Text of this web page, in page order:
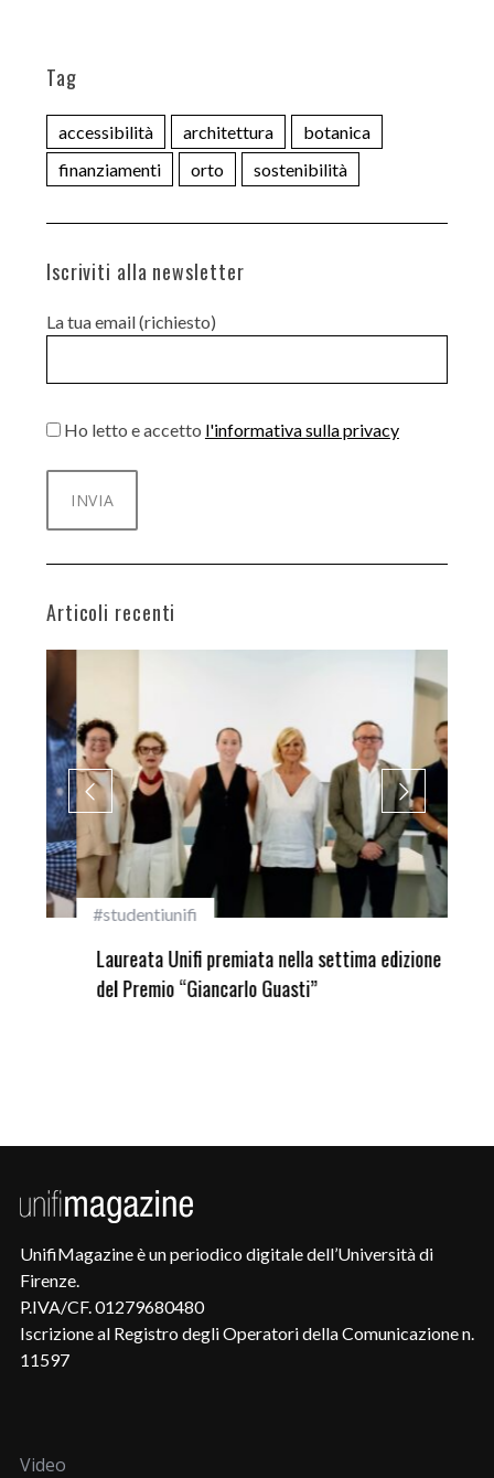
Tag
accessibilità architettura
botanica
finanziamenti
orto sostenibilità
Iscriviti alla newsletter
La tua email (richiesto)
Ho letto e accetto l'informativa sulla privacy
Articoli recenti
#studentiunifi
Laureata Unifi premiata nella settima edizione
del Premio “Giancarlo Guasti”
UnifiMagazine è un periodico digitale dell’Università di
Firenze.
P.IVA/CF. 01279680480
Iscrizione al Registro degli Operatori della Comunicazione n.
11597
Video